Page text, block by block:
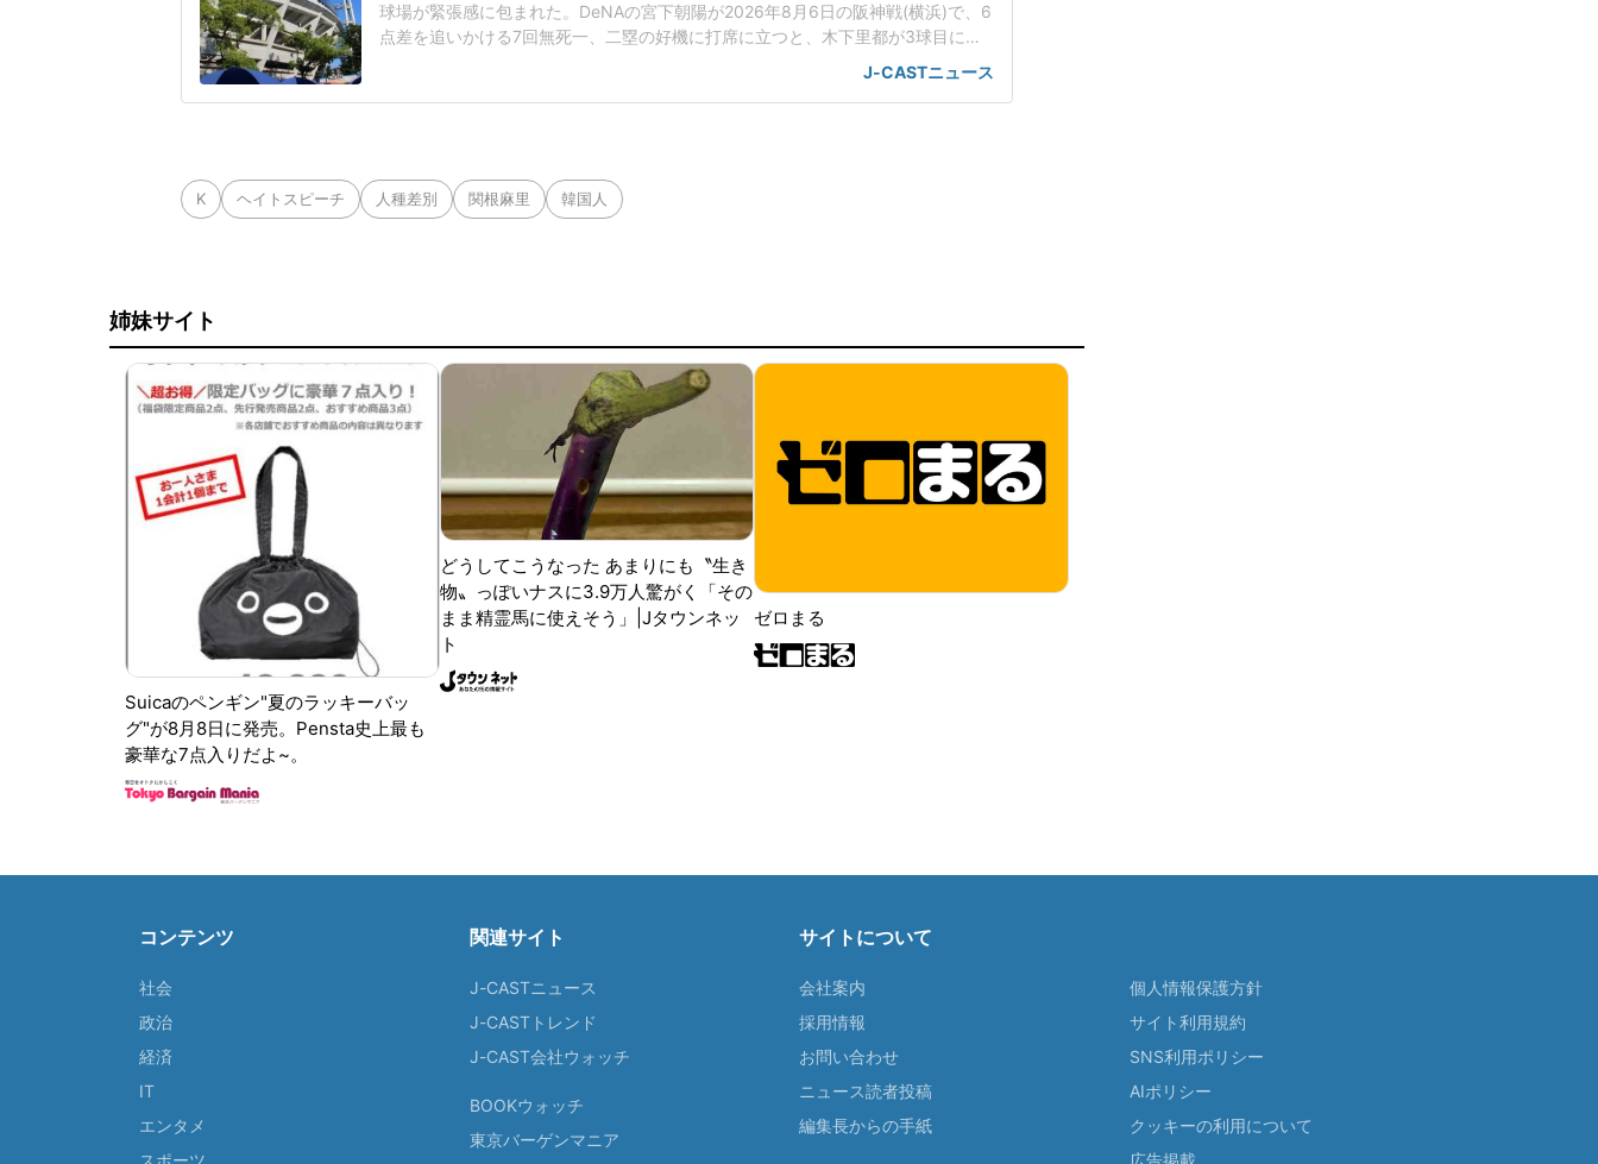
球場が緊張感に包まれた。DeNAの宮下朝陽が2026年8月6日の阪神戦(横浜)で、6
点差を追いかける7回無死一、二塁の好機に打席に立つと、木下里都が3球目に投
じた155キロ直球が顔面付近へ。もんどり打ってよけた宮下は怒りの表情を見せて
ヘルメットを叩きつけた。「熱くなってしまった部分があったのでしょう」前日5
J-CASTニュース
K ヘイトスピーチ 人種差別 関根麻里 韓国人
姉妹サイト
Suicaのペンギン"夏のラッキーバッ
グ"が8月8日に発売。Pensta史上最も
豪華な7点入りだよ~。
どうしてこうなった あまりにも〝生き
物〟っぽいナスに3.9万人驚がく「その
まま精霊馬に使えそう」|Jタウンネッ
ト
ゼロまる
コンテンツ
社会
政治
経済
IT
エンタメ
スポーツ
関連サイト
J-CASTニュース
J-CASTトレンド
J-CAST会社ウォッチ
BOOKウォッチ
東京バーゲンマニア
サイトについて
会社案内
採用情報
お問い合わせ
ニュース読者投稿
編集長からの手紙
個人情報保護方針
サイト利用規約
SNS利用ポリシー
AIポリシー
クッキーの利用について
広告掲載